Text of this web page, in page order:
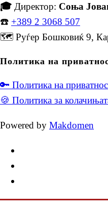
🎓 Директор: Соња
☎️ +389 2 3068 507
🗺️ Руѓер Бошковиќ 9,
Политика на
🔑 Политика на
🍪 Политика за
Powered by Makdomen